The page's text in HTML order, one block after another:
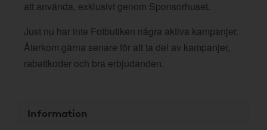
att använda, exklusivt genom Sponsorhuset.
Just nu har inte Fotbutiken några aktiva kampanjer.
Återkom gärna senare för att ta del av kampanjer,
rabattkoder och bra erbjudanden.
Information